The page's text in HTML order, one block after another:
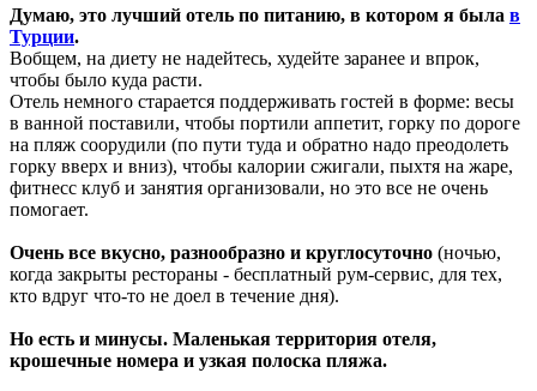
Думаю, это лучший отель по питанию, в котором я была в
Турции.
Вобщем, на диету не надейтесь, худейте заранее и впрок,
чтобы было куда расти.
Отель немного старается поддерживать гостей в форме: весы
в ванной поставили, чтобы портили аппетит, горку по дороге
на пляж соорудили (по пути туда и обратно надо преодолеть
горку вверх и вниз), чтобы калории сжигали, пыхтя на жаре,
фитнесс клуб и занятия организовали, но это все не очень
помогает.
Очень все вкусно, разнообразно и круглосуточно (ночью,
когда закрыты рестораны - бесплатный рум-сервис, для тех,
кто вдруг что-то не доел в течение дня).
Но есть и минусы. Маленькая территория отеля,
крошечные номера и узкая полоска пляжа.